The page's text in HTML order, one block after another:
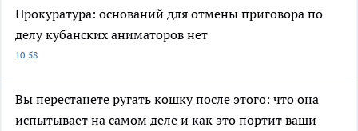
Прокуратура: оснований для отмены приговора по
делу кубанских аниматоров нет
10:58
Вы перестанете ругать кошку после этого: что она
испытывает на самом деле и как это портит ваши